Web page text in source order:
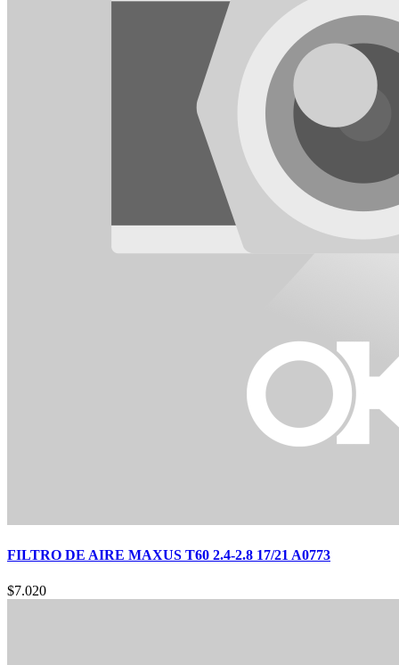
FILTRO DE AIRE MAXUS T60 2.4-2.8 17/21 A0773
$7.020